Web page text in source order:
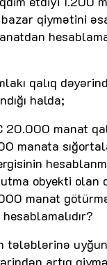
bazar qiymətini
qalıq
halda;
20.000 manat
manata
obyekti
manat
tələblərinə
artıq